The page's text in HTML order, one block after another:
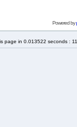
Powered by
page in 0.013522 seconds :